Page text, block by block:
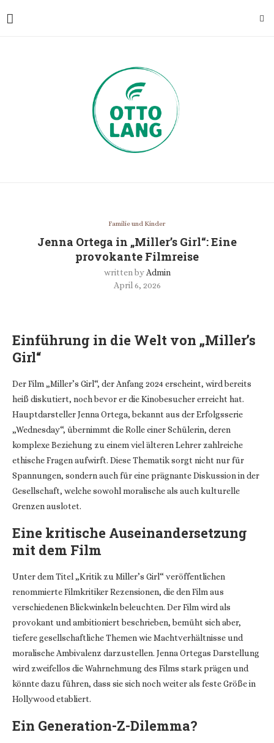
Familie und Kinder
Jenna Ortega in „Miller’s Girl“: Eine
provokante Filmreise
written by Admin
April 6, 2026
Einführung in die Welt von „Miller’s
Girl“
Der Film „Miller’s Girl“, der Anfang 2024 erscheint, wird bereits
heiß diskutiert, noch bevor er die Kinobesucher erreicht hat.
Hauptdarsteller Jenna Ortega, bekannt aus der Erfolgsserie
„Wednesday“, übernimmt die Rolle einer Schülerin, deren
komplexe Beziehung zu einem viel älteren Lehrer zahlreiche
ethische Fragen aufwirft. Diese Thematik sorgt nicht nur für
Spannungen, sondern auch für eine prägnante Diskussion in der
Gesellschaft, welche sowohl moralische als auch kulturelle
Grenzen auslotet.
Eine kritische Auseinandersetzung
mit dem Film
Unter dem Titel „Kritik zu Miller’s Girl“ veröffentlichen
renommierte Filmkritiker Rezensionen, die den Film aus
verschiedenen Blickwinkeln beleuchten. Der Film wird als
provokant und ambitioniert beschrieben, bemüht sich aber,
tiefere gesellschaftliche Themen wie Machtverhältnisse und
moralische Ambivalenz darzustellen. Jenna Ortegas Darstellung
wird zweifellos die Wahrnehmung des Films stark prägen und
könnte dazu führen, dass sie sich noch weiter als feste Größe in
Hollywood etabliert.
Ein Generation-Z-Dilemma?